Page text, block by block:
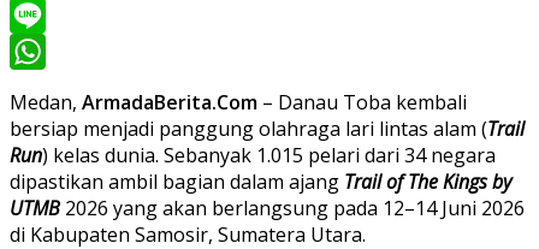
LinkedIn
Line
Medan, ArmadaBerita.Com – Danau Toba kembali
bersiap menjadi panggung olahraga lari lintas alam (Trail
Run) kelas dunia. Sebanyak 1.015 pelari dari 34 negara
dipastikan ambil bagian dalam ajang Trail of The Kings by
UTMB 2026 yang akan berlangsung pada 12–14 Juni 2026
di Kabupaten Samosir, Sumatera Utara.